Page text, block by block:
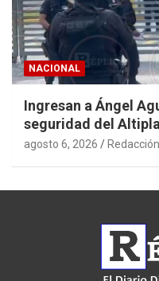
NACIONAL
Ingresan a Ángel
seguridad del
agosto 6, 2026 Redacción